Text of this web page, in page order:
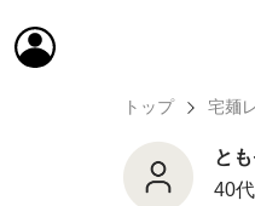
トップ 宅麺
と
40